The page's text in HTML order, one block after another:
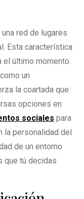
red de lugares
Esta característica
el último momento.
un
la coartada que
opciones en
sociales para
la personalidad del
de un entorno
que tú decidas